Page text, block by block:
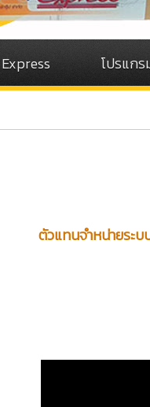
โปรแก
ตัวแทนจำหน่ายระ